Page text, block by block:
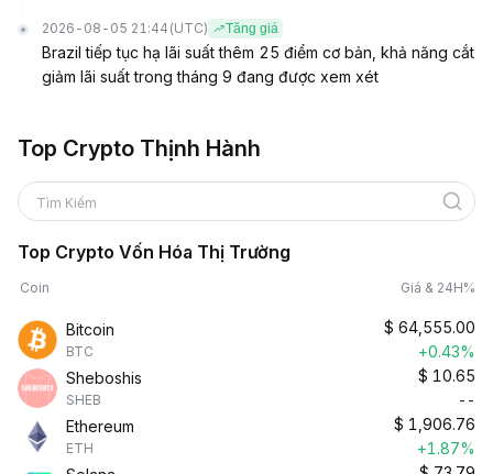
2026-08-05 21:44 (UTC) Tăng giá
Brazil tiếp tục hạ lãi suất thêm 25 điểm cơ bản, khả năng cắt
giảm lãi suất trong tháng 9 đang được xem xét
Top Crypto Thịnh Hành
Tìm Kiếm
Top Crypto Vốn Hóa Thị Trường
Coin Giá & 24H%
Bitcoin
BTC
$ 64,555.00
+0.43%
Sheboshis
SHEB
$ 10.65
--
Ethereum
ETH
$ 1,906.76
+1.87%